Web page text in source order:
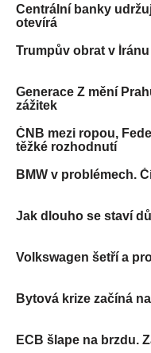
Centrální banky
otevírá
Trumpův obrat v
Generace Z mění
zážitek
ČNB mezi ropou,
těžké rozhodnutí
BMW v problémech.
Jak dlouho se staví
Volkswagen šetří a
Bytová krize začíná
ECB šlape na brzdu.